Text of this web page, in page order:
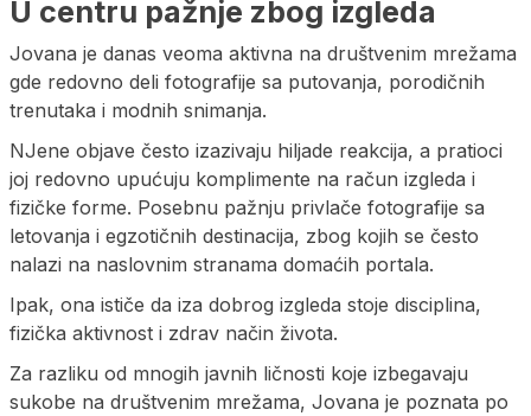
U centru pažnje zbog izgleda
Jovana je danas veoma aktivna na društvenim mrežama
gde redovno deli fotografije sa putovanja, porodičnih
trenutaka i modnih snimanja.
NJene objave često izazivaju hiljade reakcija, a pratioci
joj redovno upućuju komplimente na račun izgleda i
fizičke forme. Posebnu pažnju privlače fotografije sa
letovanja i egzotičnih destinacija, zbog kojih se često
nalazi na naslovnim stranama domaćih portala.
Ipak, ona ističe da iza dobrog izgleda stoje disciplina,
fizička aktivnost i zdrav način života.
Za razliku od mnogih javnih ličnosti koje izbegavaju
sukobe na društvenim mrežama, Jovana je poznata po